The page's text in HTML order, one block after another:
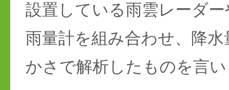
設置している雨雲レーダ
雨量計を組み合わせ、降
かさで解析したものを言